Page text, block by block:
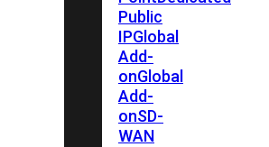
Public
IPGlobal
Add-
onGlobal
Add-
onSD-
WAN